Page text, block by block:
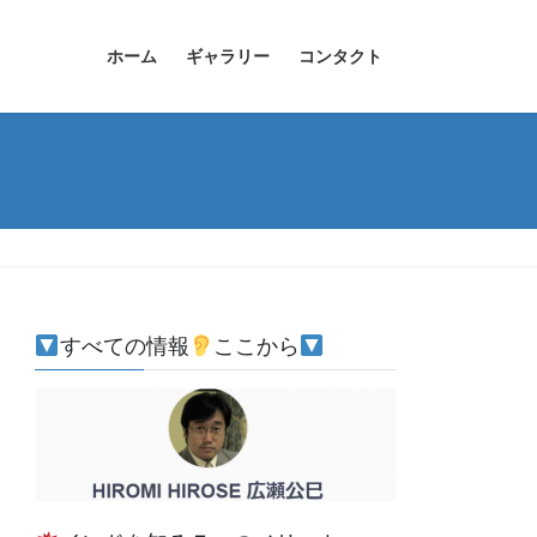
ホーム ギャラリー コンタクト
すべての情報 ここから